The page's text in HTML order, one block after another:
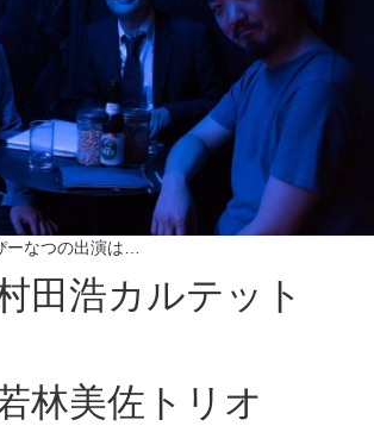
ーなつの出演は…
田浩カルテット
林美佐トリオ